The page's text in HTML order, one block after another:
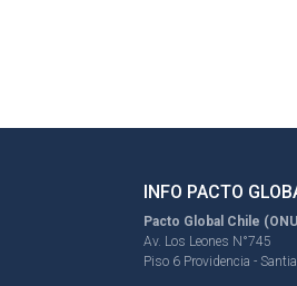
INFO PACTO
Pacto Global Chile
Av. Los Leones N°745
Piso 6 Providencia -